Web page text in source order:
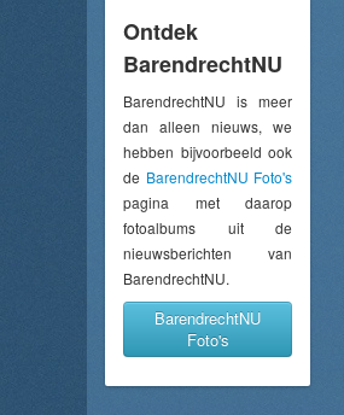
Ontdek
BarendrechtNU
BarendrechtNU is meer
dan alleen nieuws, we
hebben bijvoorbeeld ook
de BarendrechtNU Foto's
pagina met daarop
fotoalbums uit de
nieuwsberichten van
BarendrechtNU.
BarendrechtNU
Foto's